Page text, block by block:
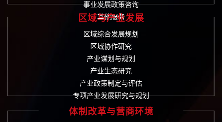
事业发展政策咨询
其他服务
区域与产业发展
区域综合发展规划
区域协作研究
产业谋划与规划
产业生态研究
产业政策制定与评估
专项产业发展研究与规划
……
体制改革与营商环境